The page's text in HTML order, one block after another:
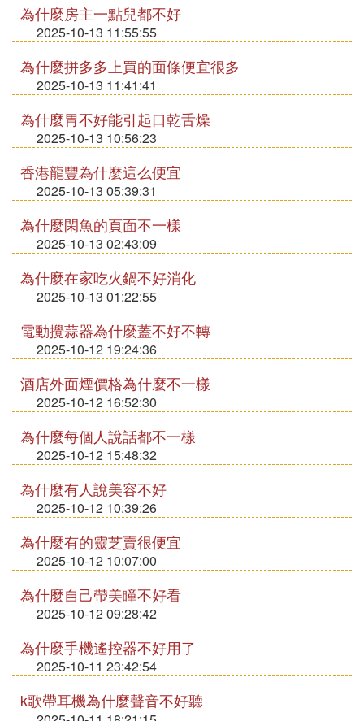
為什麼房主一點兒都不好
2025-10-13 11:55:55
為什麼拼多多上買的面條便宜很多
2025-10-13 11:41:41
為什麼胃不好能引起口乾舌燥
2025-10-13 10:56:23
香港龍豐為什麼這么便宜
2025-10-13 05:39:31
為什麼閑魚的頁面不一樣
2025-10-13 02:43:09
為什麼在家吃火鍋不好消化
2025-10-13 01:22:55
電動攪蒜器為什麼蓋不好不轉
2025-10-12 19:24:36
酒店外面煙價格為什麼不一樣
2025-10-12 16:52:30
為什麼每個人說話都不一樣
2025-10-12 15:48:32
為什麼有人說美容不好
2025-10-12 10:39:26
為什麼有的靈芝賣很便宜
2025-10-12 10:07:00
為什麼自己帶美瞳不好看
2025-10-12 09:28:42
為什麼手機遙控器不好用了
2025-10-11 23:42:54
k歌帶耳機為什麼聲音不好聽